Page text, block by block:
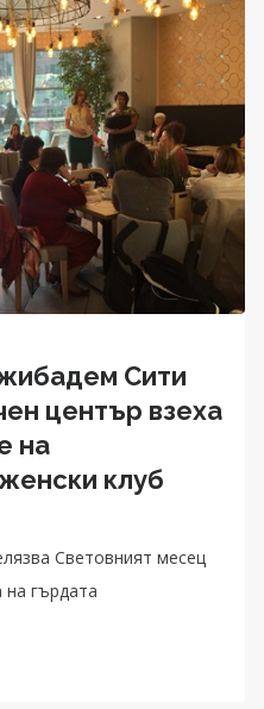
Сити
център взеха
на
клуб
Световният месец
на гърдата